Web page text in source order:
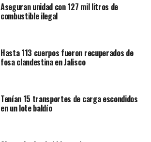
Aseguran unidad con 127 mil litros de
combustible ilegal
Hasta 113 cuerpos fueron recuperados de
fosa clandestina en Jalisco
Tenían 15 transportes de carga escondidos
en un lote baldío